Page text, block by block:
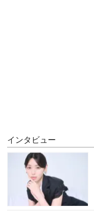
インタビュー